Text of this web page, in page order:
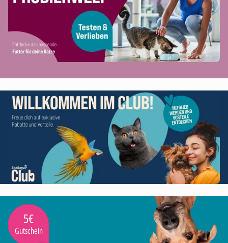
5€
Gutschein